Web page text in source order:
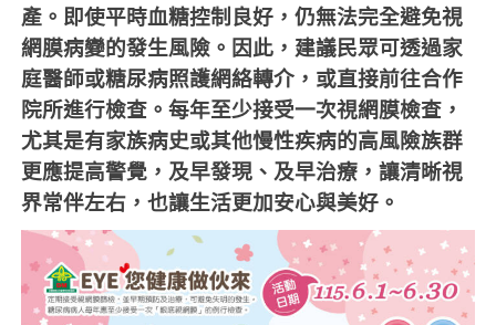
產。即使平時血糖控制良好，仍無法完全避免視
網膜病變的發生風險。因此，建議民眾可透過家
庭醫師或糖尿病照護網絡轉介，或直接前往合作
院所進行檢查。每年至少接受一次視網膜檢查，
尤其是有家族病史或其他慢性疾病的高風險族群
更應提高警覺，及早發現、及早治療，讓清晰視
界常伴左右，也讓生活更加安心與美好。